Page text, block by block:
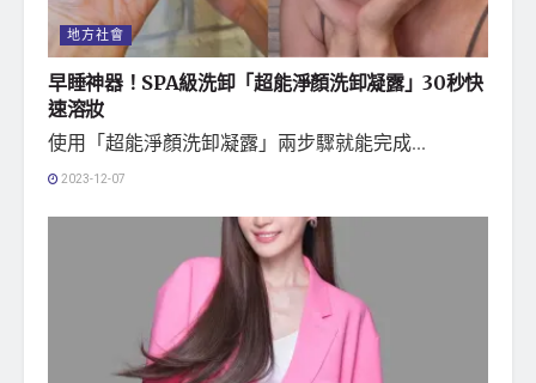
地方社會
早睡神器！SPA級洗卸「超能淨顏洗卸凝露」30秒快
速溶妝
使用「超能淨顏洗卸凝露」兩步驟就能完成...
2023-12-07